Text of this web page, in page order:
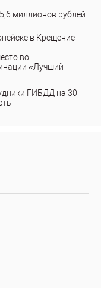
миллионов рублей
в Крещение
во
«Лучший
ГИБДД на 30